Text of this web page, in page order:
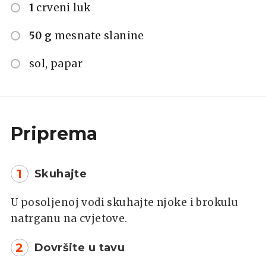
1 crveni luk
50 g mesnate slanine
sol, papar
Priprema
1 Skuhajte
U posoljenoj vodi skuhajte njoke i brokulu
natrganu na cvjetove.
2 Dovršite u tavu